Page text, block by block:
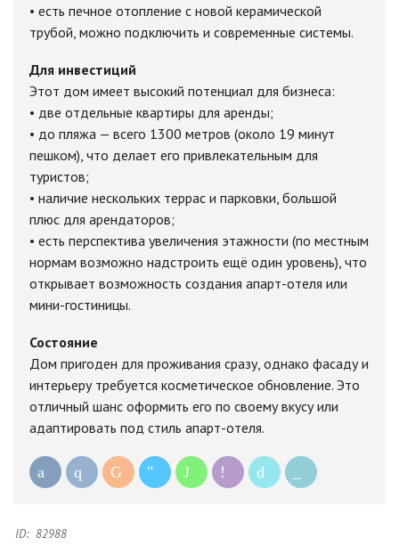
• есть печное отопление с новой керамической
трубой, можно подключить и современные системы.
Для инвестиций
Этот дом имеет высокий потенциал для бизнеса:
• две отдельные квартиры для аренды;
• до пляжа — всего 1300 метров (около 19 минут
пешком), что делает его привлекательным для
туристов;
• наличие нескольких террас и парковки, большой
плюс для арендаторов;
• есть перспектива увеличения этажности (по местным
нормам возможно надстроить ещё один уровень), что
открывает возможность создания апарт-отеля или
мини-гостиницы.
Состояние
Дом пригоден для проживания сразу, однако фасаду и
интерьеру требуется косметическое обновление. Это
отличный шанс оформить его по своему вкусу или
адаптировать под стиль апарт-отеля.
ID: 82988